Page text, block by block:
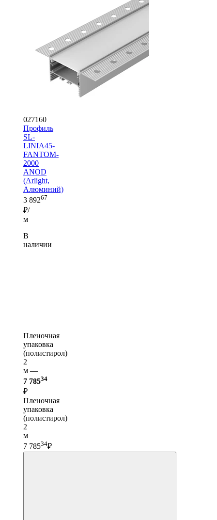
027160
Профиль
SL-
LINIA45-
FANTOM-
2000
ANOD
(Arlight,
Алюминий)
3 89267
₽/
м
В
наличии
Пленочная
упаковка
(полистирол)
2
м —
7 78534
₽
Пленочная
упаковка
(полистирол)
2
м
7 78534₽